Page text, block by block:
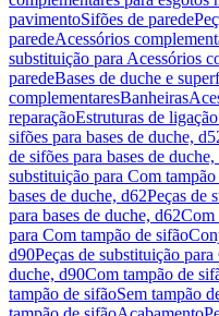
pavimentoSifões de parede
paredeAcessórios
substituição para Acessórios
paredeBases de duche e
complementaresBanheiras
reparaçãoEstruturas de
sifões para bases de duche,
de sifões para bases de duche,
substituição para Com
bases de duche, d62Peças de
para bases de duche, d62Com
para Com tampão de sifão
d90Peças de substituição
duche, d90Com tampão de
tampão de sifãoSem tampão